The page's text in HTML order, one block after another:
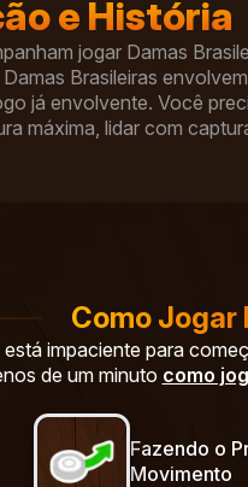
e História
jogar Damas
Brasileiras
já envolvente. Você
máxima, lidar com
Como Jogar
impaciente para
de um minuto como
Fazendo o
Movimento